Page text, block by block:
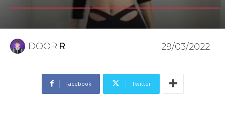
DOOR R 29/03/2022
Facebook Twitter